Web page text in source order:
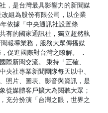
，是台灣最具影響力的新聞媒
組為股份有限公司，以企業
依據「中央通訊社設置條
有的國家通訊社，獨立超然執
報導業務，服務大眾傳播媒
促進國際對台灣之瞭解。 ．
際新聞交流。 秉持「正確、
央社專業新聞團隊每天以中、
照片、圖表、影音與資訊，是
從媒體客戶擴大為閱聽大眾；
充分扮演「台灣之眼，世界之